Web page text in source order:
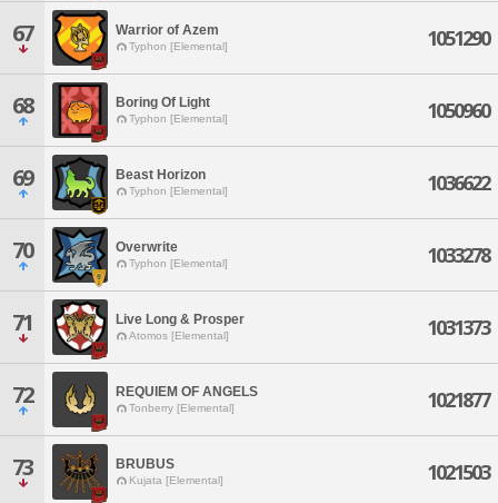
67 Warrior of Azem
Typhon [Elemental] 1051290
68 Boring Of Light
Typhon [Elemental] 1050960
69 Beast Horizon
Typhon [Elemental] 1036622
70 Overwrite
Typhon [Elemental] 1033278
71 Live Long & Prosper
Atomos [Elemental] 1031373
72 REQUIEM OF ANGELS
Tonberry [Elemental] 1021877
73 BRUBUS
Kujata [Elemental] 1021503